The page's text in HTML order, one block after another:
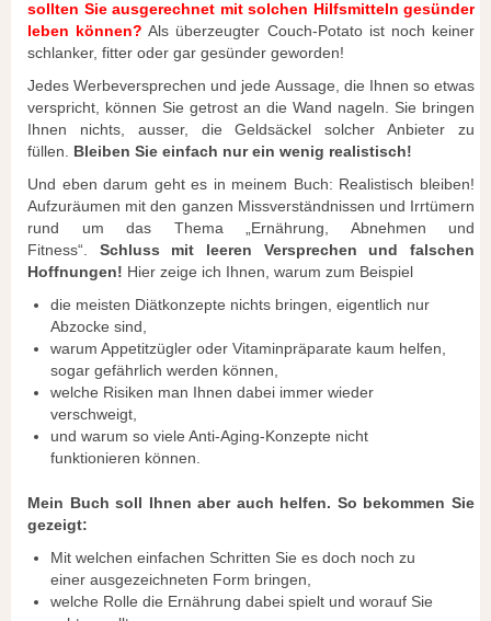
sollten Sie ausgerechnet mit solchen Hilfsmitteln gesünder
leben können? Als überzeugter Couch-Potato ist noch keiner
schlanker, fitter oder gar gesünder geworden!
Jedes Werbeversprechen und jede Aussage, die Ihnen so etwas
verspricht, können Sie getrost an die Wand nageln. Sie bringen
Ihnen nichts, ausser, die Geldsäckel solcher Anbieter zu
füllen. Bleiben Sie einfach nur ein wenig realistisch!
Und eben darum geht es in meinem Buch: Realistisch bleiben!
Aufzuräumen mit den ganzen Missverständnissen und Irrtümern
rund um das Thema „Ernährung, Abnehmen und
Fitness“. Schluss mit leeren Versprechen und falschen
Hoffnungen! Hier zeige ich Ihnen, warum zum Beispiel
die meisten Diätkonzepte nichts bringen, eigentlich nur
Abzocke sind,
warum Appetitzügler oder Vitaminpräparate kaum helfen,
sogar gefährlich werden können,
welche Risiken man Ihnen dabei immer wieder
verschweigt,
und warum so viele Anti-Aging-Konzepte nicht
funktionieren können.
Mein Buch soll Ihnen aber auch helfen. So bekommen Sie
gezeigt:
Mit welchen einfachen Schritten Sie es doch noch zu
einer ausgezeichneten Form bringen,
welche Rolle die Ernährung dabei spielt und worauf Sie